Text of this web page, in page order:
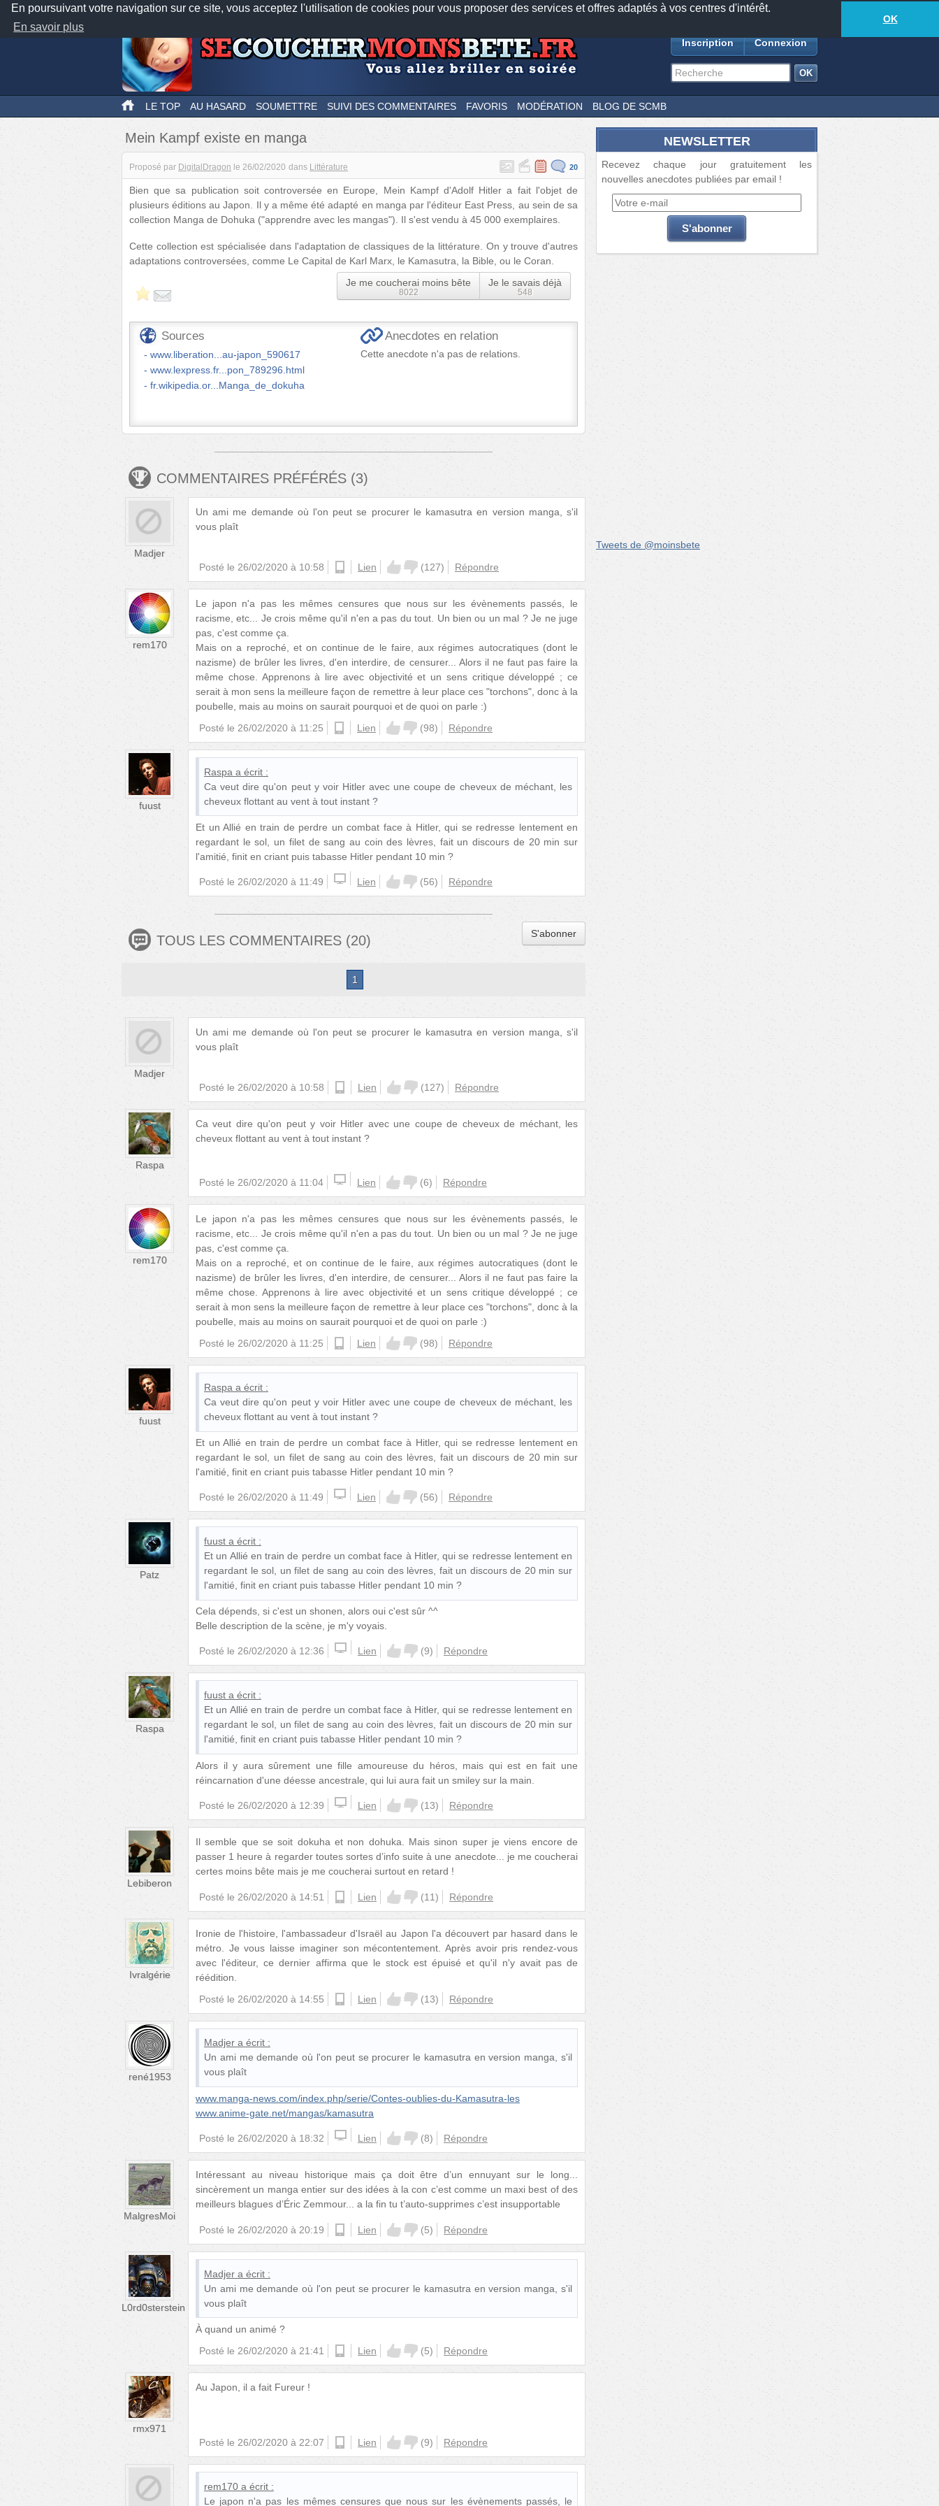
En poursuivant votre navigation sur ce site, vous acceptez l'utilisation de cookies pour vous proposer des services et offres adaptés à vos centres d'intérêt.
En savoir plus
OK
Nos applications mobiles Newsletter Facebook
TwitterFeeds18881anecdotes-430lecteurs connectés
Inscription Connexion
LE TOP AU HASARD SOUMETTRE SUIVI DES COMMENTAIRES FAVORIS MODÉRATION BLOG DE SCMB
Mein Kampf existe en manga
Proposé par DigitalDragon le 26/02/2020 dans Littérature 20
Bien que sa publication soit controversée en Europe, Mein Kampf d'Adolf Hitler a fait l'objet de
plusieurs éditions au Japon. Il y a même été adapté en manga par l'éditeur East Press, au sein de sa
collection Manga de Dohuka ("apprendre avec les mangas"). Il s'est vendu à 45 000 exemplaires.
Cette collection est spécialisée dans l'adaptation de classiques de la littérature. On y trouve d'autres
adaptations controversées, comme Le Capital de Karl Marx, le Kamasutra, la Bible, ou le Coran.
Je me coucherai moins bête
8022
Je le savais déjà
548
Sources
www.liberation...au-japon_590617
www.lexpress.fr...pon_789296.html
fr.wikipedia.or...Manga_de_dokuha
Anecdotes en relation
Cette anecdote n'a pas de relations.
COMMENTAIRES PRÉFÉRÉS (3)
Madjer
Un ami me demande où l'on peut se procurer le kamasutra en version manga, s'il
vous plaît
Posté le 26/02/2020 à 10:58 androidLien (127) Répondre
rem170
Le japon n'a pas les mêmes censures que nous sur les évènements passés, le
racisme, etc... Je crois même qu'il n'en a pas du tout. Un bien ou un mal ? Je ne juge
pas, c'est comme ça.
Mais on a reproché, et on continue de le faire, aux régimes autocratiques (dont le
nazisme) de brûler les livres, d'en interdire, de censurer... Alors il ne faut pas faire la
même chose. Apprenons à lire avec objectivité et un sens critique développé ; ce
serait à mon sens la meilleure façon de remettre à leur place ces "torchons", donc à la
poubelle, mais au moins on saurait pourquoi et de quoi on parle :)
Posté le 26/02/2020 à 11:25 Lien (98) Répondre
fuust
Raspa a écrit :
Ca veut dire qu'on peut y voir Hitler avec une coupe de cheveux de méchant, les
cheveux flottant au vent à tout instant ?
Et un Allié en train de perdre un combat face à Hitler, qui se redresse lentement en
regardant le sol, un filet de sang au coin des lèvres, fait un discours de 20 min sur
l'amitié, finit en criant puis tabasse Hitler pendant 10 min ?
Posté le 26/02/2020 à 11:49 Lien (56) Répondre
TOUS LES COMMENTAIRES (20) S'abonner
1
Madjer
Un ami me demande où l'on peut se procurer le kamasutra en version manga, s'il
vous plaît
Posté le 26/02/2020 à 10:58 androidLien (127) Répondre
Raspa
Ca veut dire qu'on peut y voir Hitler avec une coupe de cheveux de méchant, les
cheveux flottant au vent à tout instant ?
Posté le 26/02/2020 à 11:04 Lien (6) Répondre
rem170
Le japon n'a pas les mêmes censures que nous sur les évènements passés, le
racisme, etc... Je crois même qu'il n'en a pas du tout. Un bien ou un mal ? Je ne juge
pas, c'est comme ça.
Mais on a reproché, et on continue de le faire, aux régimes autocratiques (dont le
nazisme) de brûler les livres, d'en interdire, de censurer... Alors il ne faut pas faire la
même chose. Apprenons à lire avec objectivité et un sens critique développé ; ce
serait à mon sens la meilleure façon de remettre à leur place ces "torchons", donc à la
poubelle, mais au moins on saurait pourquoi et de quoi on parle :)
Posté le 26/02/2020 à 11:25 Lien (98) Répondre
fuust
Raspa a écrit :
Ca veut dire qu'on peut y voir Hitler avec une coupe de cheveux de méchant, les
cheveux flottant au vent à tout instant ?
Et un Allié en train de perdre un combat face à Hitler, qui se redresse lentement en
regardant le sol, un filet de sang au coin des lèvres, fait un discours de 20 min sur
l'amitié, finit en criant puis tabasse Hitler pendant 10 min ?
Posté le 26/02/2020 à 11:49 Lien (56) Répondre
Patz
fuust a écrit :
Et un Allié en train de perdre un combat face à Hitler, qui se redresse lentement en
regardant le sol, un filet de sang au coin des lèvres, fait un discours de 20 min sur
l'amitié, finit en criant puis tabasse Hitler pendant 10 min ?
Cela dépends, si c'est un shonen, alors oui c'est sûr ^^
Belle description de la scène, je m'y voyais.
Posté le 26/02/2020 à 12:36 Lien (9) Répondre
Raspa
fuust a écrit :
Et un Allié en train de perdre un combat face à Hitler, qui se redresse lentement en
regardant le sol, un filet de sang au coin des lèvres, fait un discours de 20 min sur
l'amitié, finit en criant puis tabasse Hitler pendant 10 min ?
Alors il y aura sûrement une fille amoureuse du héros, mais qui est en fait une
réincarnation d'une déesse ancestrale, qui lui aura fait un smiley sur la main.
Posté le 26/02/2020 à 12:39 Lien (13) Répondre
Lebiberon
Il semble que se soit dokuha et non dohuka. Mais sinon super je viens encore de
passer 1 heure à regarder toutes sortes d’info suite à une anecdote... je me coucherai
certes moins bête mais je me coucherai surtout en retard !
Posté le 26/02/2020 à 14:51 Lien (11) Répondre
Ivralgérie
Ironie de l'histoire, l'ambassadeur d'Israël au Japon l'a découvert par hasard dans le
métro. Je vous laisse imaginer son mécontentement. Après avoir pris rendez-vous
avec l'éditeur, ce dernier affirma que le stock est épuisé et qu'il n'y avait pas de
réédition.
Posté le 26/02/2020 à 14:55 androidLien (13) Répondre
rené1953
Madjer a écrit :
Un ami me demande où l'on peut se procurer le kamasutra en version manga, s'il
vous plaît
www.manga-news.com/index.php/serie/Contes-oublies-du-Kamasutra-les
www.anime-gate.net/mangas/kamasutra
Posté le 26/02/2020 à 18:32 Lien (8) Répondre
MalgresMoi
Intéressant au niveau historique mais ça doit être d’un ennuyant sur le long...
sincèrement un manga entier sur des idées à la con c’est comme un maxi best of des
meilleurs blagues d’Éric Zemmour... a la fin tu t’auto-supprimes c’est insupportable
Posté le 26/02/2020 à 20:19 Lien (5) Répondre
L0rd0sterstein
Madjer a écrit :
Un ami me demande où l'on peut se procurer le kamasutra en version manga, s'il
vous plaît
À quand un animé ?
Posté le 26/02/2020 à 21:41 Lien (5) Répondre
rmx971
Au Japon, il a fait Fureur !
Posté le 26/02/2020 à 22:07 Lien (9) Répondre
rem170 a écrit :
Le japon n'a pas les mêmes censures que nous sur les évènements passés, le
NEWSLETTER
Recevez chaque jour gratuitement les
nouvelles anecdotes publiées par email !
Tweets de @moinsbete